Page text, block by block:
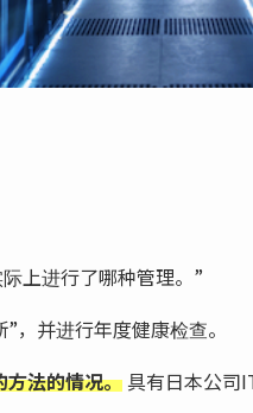
上进行了哪种管理。”
并进行年度健康检查。
方法的情况。 具有日本公司